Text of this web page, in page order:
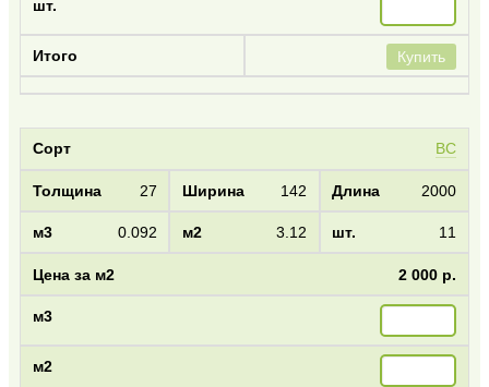
Купить
BC
27 142 2000
0.092 3.12 11
2 000 р.